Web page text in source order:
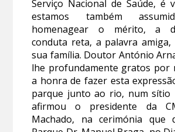
Serviço Nacional de Saúde, é
estamos também
homenagear o mérito, a
conduta reta, a palavra
sua família. Doutor António
lhe profundamente gratos por
a honra de fazer esta
parque junto ao rio, num sítio
afirmou o presidente da
Machado, na cerimónia que